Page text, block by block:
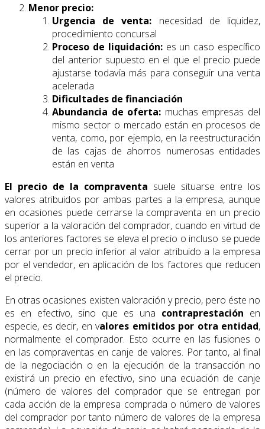
Menor precio:
Urgencia de venta: necesidad de liquidez,
procedimiento concursal
Proceso de liquidación:es un caso específico
del anterior supuesto en el que el precio puede
ajustarse todavía más para conseguir una venta
acelerada
Dificultades de financiación
Abundancia de oferta: muchas empresas del
mismo sector o mercado están en procesos de
venta, como, por ejemplo, en la reestructuración
de las cajas de ahorros numerosas entidades
están en venta
El precio de la compraventa suele situarse entre los
valores atribuidos por ambas partes a la empresa, aunque
en ocasiones puede cerrarse la compraventa en un precio
superior a la valoración del comprador, cuando en virtud de
los anteriores factores se eleva el precio o incluso se puede
cerrar por un precio inferior al valor atribuido a la empresa
por el vendedor, en aplicación de los factores que reducen
el precio.
En otras ocasiones existen valoración y precio, pero éste no
es en efectivo, sino que es una contraprestación en
especie, es decir, en valores emitidos por otra entidad,
normalmente el comprador. Esto ocurre en las fusiones o
en las compraventas en canje de valores. Por tanto, al final
de la negociación o en la ejecución de la transacción no
existirá un precio en efectivo, sino una ecuación de canje
(número de valores del comprador que se entregan por
cada acción de la empresa comprada o número de valores
del comprador por tanto número de valores de la empresa